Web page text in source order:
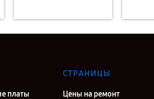
платы
СТРАНИЦЫ
Цены на ремонт